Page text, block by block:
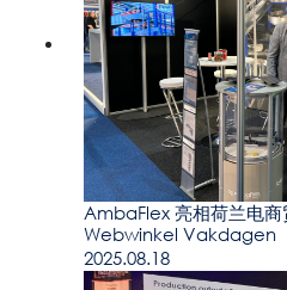
AmbaFlex 亮相荷兰电
Webwinkel Vakdagen
2025.08.18